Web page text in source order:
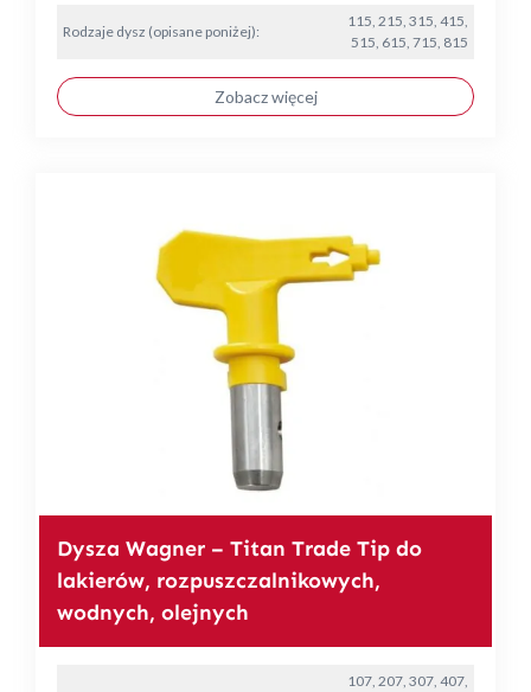
Rodzaje dysz (opisane poniżej):
115, 215, 315, 415,
515, 615, 715, 815
Zobacz więcej
Dysza Wagner – Titan Trade Tip do
lakierów, rozpuszczalnikowych,
wodnych, olejnych
107, 207, 307, 407,